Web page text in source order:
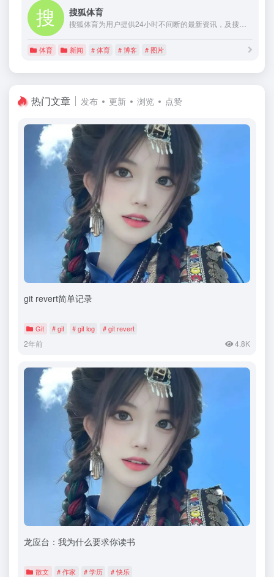
搜狐体育
搜狐体育为用户提供24小时不间断的最新资讯，及搜索、邮件等网络服务。内容包括全球热点事件、突发新闻、时事评论、热播影视剧、体育赛事、行业动态、生活服务信息，以及论坛、博客、微博、我的搜狐等互动空间。
体育 新闻 # 体育 # 博客 # 图片
热门文章 发布 更新 浏览 点赞
git revert简单记录
Git # git # git log # git revert
2年前 4.8K
龙应台：我为什么要求你读书
散文 # 作家 # 学历 # 快乐